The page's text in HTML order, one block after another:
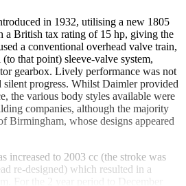
in 1932, utilising a new 1805
a British tax rating of 15 hp, giving the
a conventional overhead valve train,
that point) sleeve-valve system,
gearbox. Lively performance was not
silent progress. Whilst Daimler provided
the various body styles available were
companies, although the majority
Birmingham, whose designs appeared
increased to 2003 cc (the stroke was
re-designed) which resulted in a
For the 2 year period to December